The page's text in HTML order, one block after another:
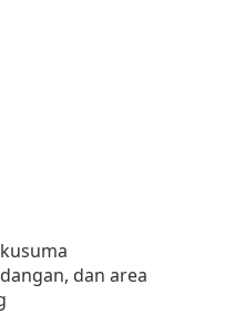
dan area